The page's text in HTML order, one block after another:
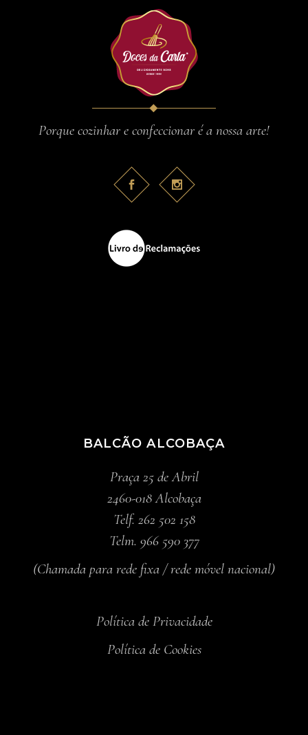
Porque cozinhar e confeccionar é a nossa arte!
BALCÃO ALCOBAÇA
Praça 25 de Abril
2460-018 Alcobaça
Telf. 262 502 158
Telm. 966 590 377
(Chamada para rede fixa / rede móvel nacional)
Política de Privacidade
Política de Cookies